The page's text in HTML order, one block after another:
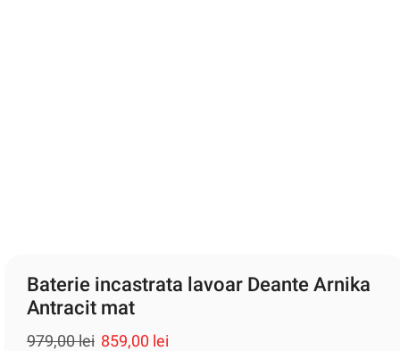
Baterie incastrata lavoar Deante Arnika
Antracit mat
979,00lei 859,00 lei